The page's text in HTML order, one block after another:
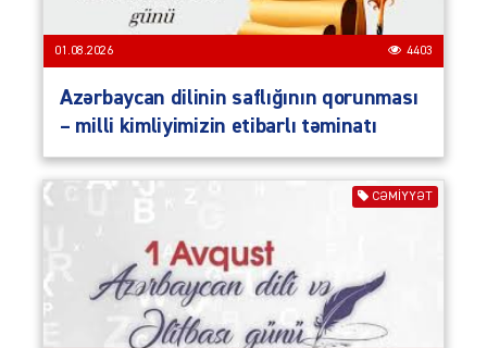
01.08.2026 4403
Azərbaycan dilinin saflığının qorunması
– milli kimliyimizin etibarlı təminatı
CƏMIYYƏT